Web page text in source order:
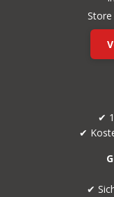
✔
✔
✔